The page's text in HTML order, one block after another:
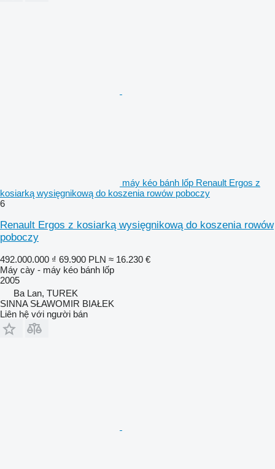
máy kéo bánh lốp Renault Ergos z
kosiarką wysięgnikową do koszenia rowów poboczy
6
Renault Ergos z kosiarką wysięgnikową do koszenia rowów
poboczy
492.000.000 ₫ 69.900 PLN ≈ 16.230 €
Máy cày - máy kéo bánh lốp
2005
Ba Lan, TUREK
SINNA SŁAWOMIR BIAŁEK
Liên hệ với người bán